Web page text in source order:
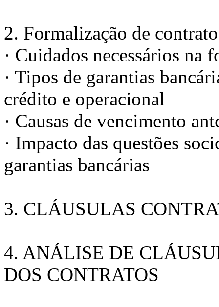
2. Formalização de
· Cuidados necessários na
· Tipos de garantias
crédito e operacional
· Causas de vencimento
· Impacto das questões
garantias bancárias
3. CLÁUSULAS
4. ANÁLISE DE
DOS CONTRATOS